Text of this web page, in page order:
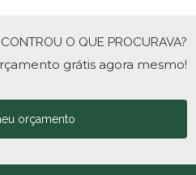
O QUE PROCURAVA?
grátis agora mesmo!
orçamento